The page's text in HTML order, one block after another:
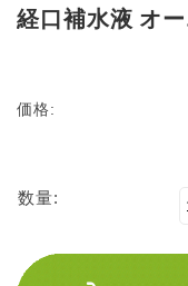
経口補水液 オ
価格:
数量: